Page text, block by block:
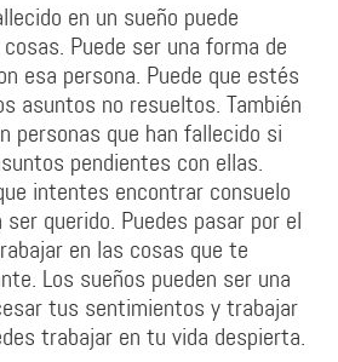
en un sueño puede
Puede ser una forma de
esa persona. Puede que estés
asuntos no resueltos. También
personas que han fallecido si
pendientes con ellas.
intentes encontrar consuelo
querido. Puedes pasar por el
en las cosas que te
Los sueños pueden ser una
tus sentimientos y trabajar
trabajar en tu vida despierta.